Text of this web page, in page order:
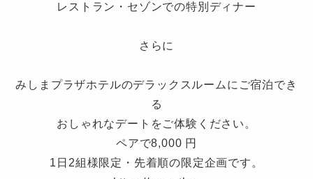
レストラン・セゾンでの特別ディナー
さらに
みしまプラザホテルのデラックスルームにご宿泊でき
る
おしゃれなデートをご体験ください。
ペアで8,000 円
1日2組様限定・先着順の限定企画です。